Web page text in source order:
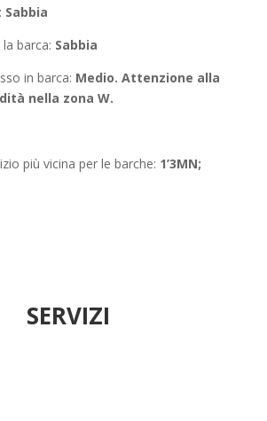
Sabbia
barca: Sabbia
in barca: Medio. Attenzione alla
nella zona W.
più vicina per le barche: 1’3MN;
SERVIZI